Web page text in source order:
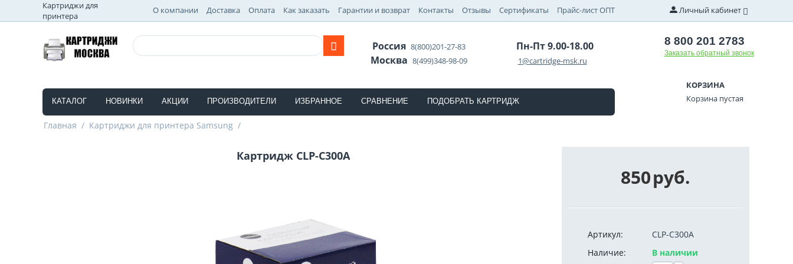
Картриджи для
принтера
О компании Доставка Оплата Как заказать Гарантии и возврат Контакты Отзывы Сертификаты Прайс-лист ОПТ Личный кабинет
Россия8(800)201-27-83
Москва8(499)348-98-09
Пн-Пт 9.00-18.00
1@cartridge-msk.ru
8 800 201 2783
Заказать обратный звонок
КАТАЛОГ НОВИНКИ АКЦИИ ПРОИЗВОДИТЕЛИ ИЗБРАННОЕ СРАВНЕНИЕ ПОДОБРАТЬ КАРТРИДЖ
КОРЗИНА
Корзина пустая
Главная / Картриджи для принтера Samsung /
Картридж CLP-C300A
850руб.
Артикул:
CLP-C300A
Наличие:
В наличии